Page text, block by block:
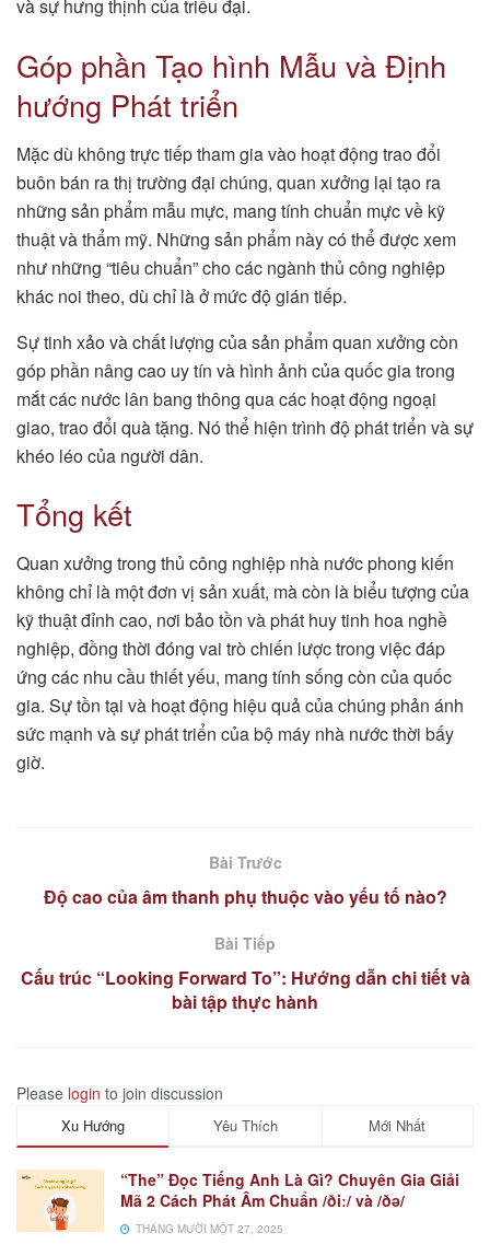
và sự hưng thịnh của triều đại.
Góp phần Tạo hình Mẫu và Định
hướng Phát triển
Mặc dù không trực tiếp tham gia vào hoạt động trao đổi
buôn bán ra thị trường đại chúng, quan xưởng lại tạo ra
những sản phẩm mẫu mực, mang tính chuẩn mực về kỹ
thuật và thẩm mỹ. Những sản phẩm này có thể được xem
như những “tiêu chuẩn” cho các ngành thủ công nghiệp
khác noi theo, dù chỉ là ở mức độ gián tiếp.
Sự tinh xảo và chất lượng của sản phẩm quan xưởng còn
góp phần nâng cao uy tín và hình ảnh của quốc gia trong
mắt các nước lân bang thông qua các hoạt động ngoại
giao, trao đổi quà tặng. Nó thể hiện trình độ phát triển và sự
khéo léo của người dân.
Tổng kết
Quan xưởng trong thủ công nghiệp nhà nước phong kiến
không chỉ là một đơn vị sản xuất, mà còn là biểu tượng của
kỹ thuật đỉnh cao, nơi bảo tồn và phát huy tinh hoa nghề
nghiệp, đồng thời đóng vai trò chiến lược trong việc đáp
ứng các nhu cầu thiết yếu, mang tính sống còn của quốc
gia. Sự tồn tại và hoạt động hiệu quả của chúng phản ánh
sức mạnh và sự phát triển của bộ máy nhà nước thời bấy
giờ.
Bài Trước
Độ cao của âm thanh phụ thuộc vào yếu tố nào?
Bài Tiếp
Cấu trúc “Looking Forward To”: Hướng dẫn chi tiết và
bài tập thực hành
Please login to join discussion
Xu Hướng Yêu Thích Mới Nhất
“The” Đọc Tiếng Anh Là Gì? Chuyên Gia Giải
Mã 2 Cách Phát Âm Chuẩn /ðiː/ và /ðə/
THÁNG MƯỜI MỘT 27, 2025